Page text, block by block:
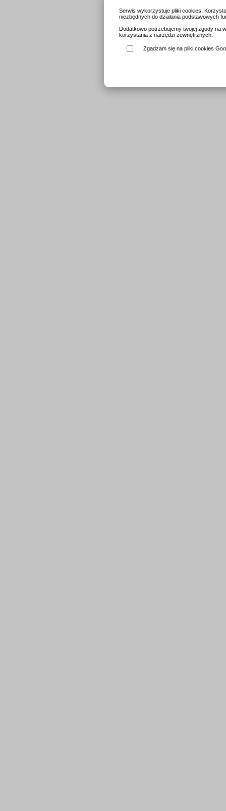
Serwis wykorzystuje pliki cookies.
niezbędnych do działania podstawowych
Dodatkowo potrzebujemy twojej zgody na
korzystania z narzędzi zewnętrznych.
Zgadzam się na pliki cookies